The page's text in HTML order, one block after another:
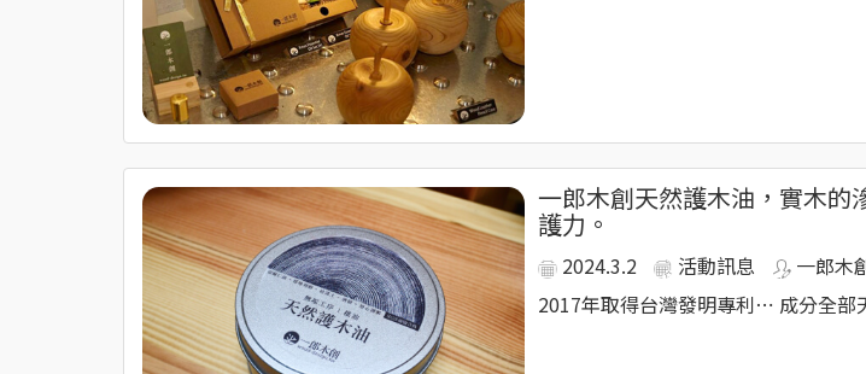
JAPANES HINOK WOOD
日本檜木，則是一郎木創主張生活中最佳的生物性建材,永不刮傷。
日本檜木與台灣檜木同屬於「扁柏」的樹種，獨有的檜木醇，
是天然的抑菌劑，日檜可以說是天然的防腐材，非常適合做為居家木材使用。
日本國內的文化財建築及廟宇都指定使用檜木。
日本數百年前便開始有了日檜的人工植木林。
在日本，日檜的砍伐處理依循著環保科學與自動化製程，維持木材一定的品質，
來源合法及有效地控管下，使得日檜能維持在合理的價格！
一郎木創，日本檜木的專家。
一郎木創是少數於日本國有林直接標購日本檜木，以無垢工序來取
一郎木創天然護木油，實木的
護力。
2024.3.2 活動訊息
一郎木
2017年取得台灣發明專利⋯ 成分全部